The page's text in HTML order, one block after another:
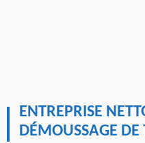
ENTREPRISE
DÉMOUSSAGE